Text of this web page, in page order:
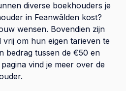
diverse boekhouders je
in Feanwâlden kost?
wensen. Bovendien zijn
om hun eigen tarieven te
bedrag tussen de €50 en
vind je meer over de